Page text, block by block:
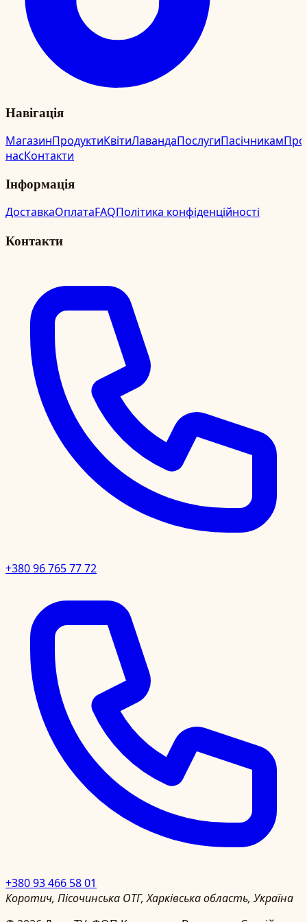
Навігація
МагазинПродуктиКвітиЛавандаПослугиПасічникамПро
насКонтакти
Інформація
ДоставкаОплатаFAQПолітика конфіденційності
Контакти
+380 96 765 77 72
+380 93 466 58 01
Коротич, Пісочинська ОТГ, Харківська область, Україна